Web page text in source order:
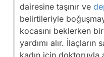
dairesine taşınır ve
belirtileriyle
kocasını beklerken
yardımı alır. İlaçların
kadın için doktoruyla